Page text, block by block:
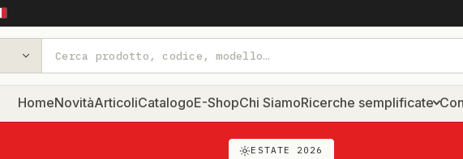
HomeNovitàArticoliCatalogoE-ShopChi SiamoRicerche semplificate
ESTATE 2026